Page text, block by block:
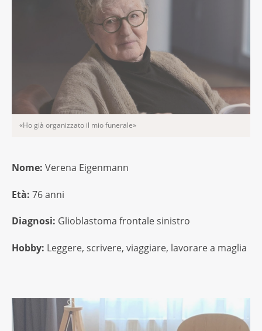
«Ho già organizzato il mio funerale»
Nome: Verena Eigenmann
Età: 76 anni
Diagnosi: Glioblastoma frontale sinistro
Hobby: Leggere, scrivere, viaggiare, lavorare a maglia